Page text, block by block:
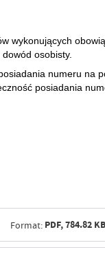
wykonujących
osobisty.
numeru na
posiadania
Format: PDF,784.82 KB